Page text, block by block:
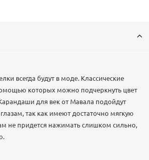
всегда будут в моде. Классические
которых можно подчеркнуть цвет
для век от Мавала подойдут
так как имеют достаточно мягкую
не придется нажимать слишком сильно,